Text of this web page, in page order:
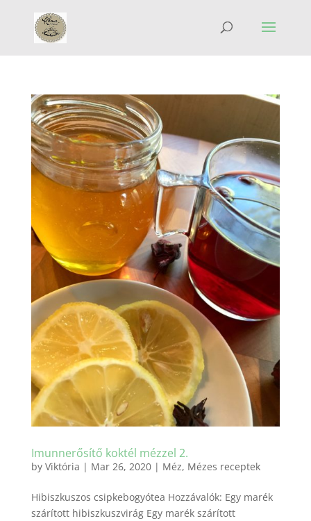
Imunnerősítő koktél mézzel 2.
by Viktória | Mar 26, 2020| Méz, Mézes receptek
Hibiszkuszos csipkebogyótea Hozzávalók: Egy marék
szárított hibiszkuszvirág Egy marék szárított